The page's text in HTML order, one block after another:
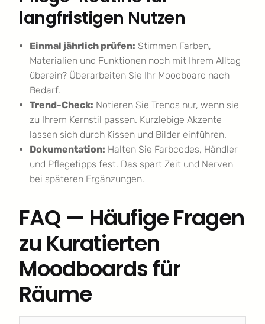
langfristigen Nutzen
Einmal jährlich prüfen: Stimmen Farben,
Materialien und Funktionen noch mit Ihrem Alltag
überein? Überarbeiten Sie Ihr Moodboard nach
Bedarf.
Trend-Check: Notieren Sie Trends nur, wenn sie
zu Ihrem Kernstil passen. Kurzlebige Akzente
lassen sich durch Kissen und Bilder einführen.
Dokumentation: Halten Sie Farbcodes, Händler
und Pflegetipps fest. Das spart Zeit und Nerven
bei späteren Ergänzungen.
FAQ — Häufige Fragen
zu Kuratierten
Moodboards für
Räume